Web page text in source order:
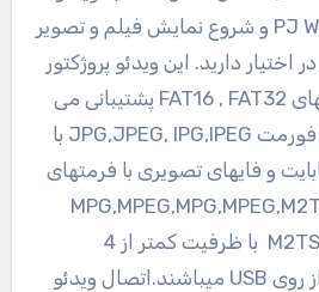
پروژکتور ریکو PJ WX4152n و شروع نمایش فیلم و تصویر
اختیار دارید. این ویدئو پروژکتور
از USB وژن 2 با فورمتهای FAT16 , FAT32 پشتیبانی می
نماید. فلیهای عکس با فورمت JPG,JPEG, IPG,IPEG با
از 10 مگابایت و فایهای تصویری با فرمتهای
M2TS,M2T,M2P,MP4,MOV با ظرفیت کمتر از 4
گیگابایت قابل نمایش از روی USB میباشند.اتصال ویدئو